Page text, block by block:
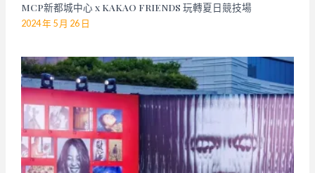
MCP新都城中心 x KAKAO FRIENDS 玩轉夏日競技場
2024 年 5 月 26 日